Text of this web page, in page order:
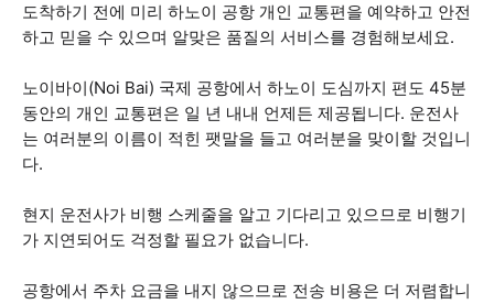
도착하기 전에 미리 하노이 공항 개인 교통편을 예약하고 안전
하고 믿을 수 있으며 알맞은 품질의 서비스를 경험해보세요.
노이바이(Noi Bai) 국제 공항에서 하노이 도심까지 편도 45분
동안의 개인 교통편은 일 년 내내 언제든 제공됩니다. 운전사
는 여러분의 이름이 적힌 팻말을 들고 여러분을 맞이할 것입니
다.
현지 운전사가 비행 스케줄을 알고 기다리고 있으므로 비행기
가 지연되어도 걱정할 필요가 없습니다.
공항에서 주차 요금을 내지 않으므로 전송 비용은 더 저렴합니